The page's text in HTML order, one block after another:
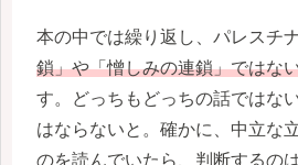
本の中では繰り返し、パレスチ
鎖」や「憎しみの連鎖」ではな
す。どっちもどっちの話ではな
はならないと。確かに、中立な
のを読んでいたら、判断するの